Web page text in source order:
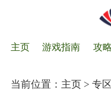
主页 游戏指南 攻
当前位置： 主页> 专